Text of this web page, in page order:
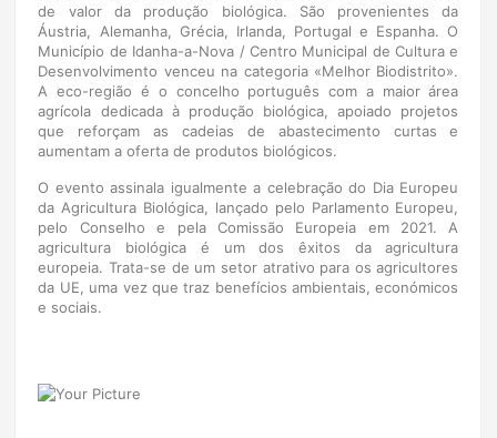
de valor da produção biológica. São provenientes da
Áustria, Alemanha, Grécia, Irlanda, Portugal e Espanha. O
Município de Idanha-a-Nova / Centro Municipal de Cultura e
Desenvolvimento venceu na categoria «Melhor Biodistrito».
A eco-região é o concelho português com a maior área
agrícola dedicada à produção biológica, apoiado projetos
que reforçam as cadeias de abastecimento curtas e
aumentam a oferta de produtos biológicos.
O evento assinala igualmente a celebração do Dia Europeu
da Agricultura Biológica, lançado pelo Parlamento Europeu,
pelo Conselho e pela Comissão Europeia em 2021. A
agricultura biológica é um dos êxitos da agricultura
europeia. Trata-se de um setor atrativo para os agricultores
da UE, uma vez que traz benefícios ambientais, económicos
e sociais.